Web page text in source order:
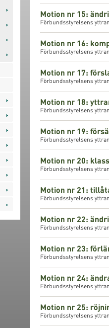
Motion nr 15:
Förbundsstyrelsens
Motion nr 16:
Förbundsstyrelsens
Motion nr 17:
Förbundsstyrelsens
Motion nr 18:
Förbundsstyrelsens
Motion nr 19:
Förbundsstyrelsens
Motion nr 20:
Förbundsstyrelsens
Motion nr 21:
Förbundsstyrelsens
Motion nr 22:
Förbundsstyrelsens
Motion nr 23:
Förbundsstyrelsens
Motion nr 24:
Förbundsstyrelsens
Motion nr 25:
Förbundsstyrelsens